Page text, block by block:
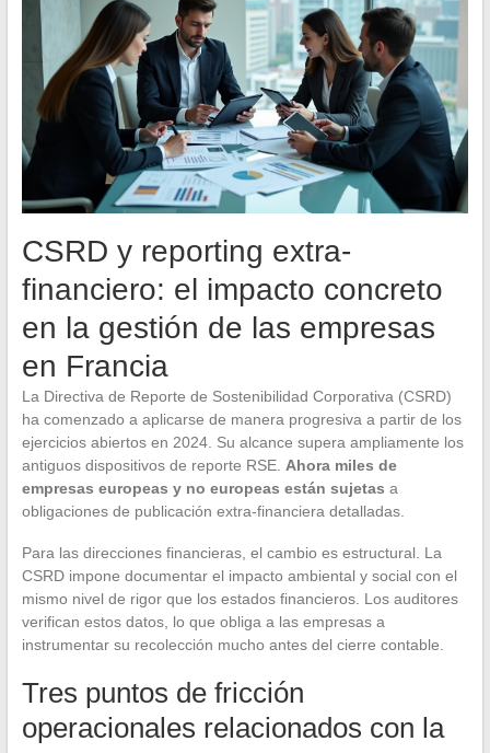
CSRD y reporting extra-
financiero: el impacto concreto
en la gestión de las empresas
en Francia
La Directiva de Reporte de Sostenibilidad Corporativa (CSRD)
ha comenzado a aplicarse de manera progresiva a partir de los
ejercicios abiertos en 2024. Su alcance supera ampliamente los
antiguos dispositivos de reporte RSE. Ahora miles de
empresas europeas y no europeas están sujetas a
obligaciones de publicación extra-financiera detalladas.
Para las direcciones financieras, el cambio es estructural. La
CSRD impone documentar el impacto ambiental y social con el
mismo nivel de rigor que los estados financieros. Los auditores
verifican estos datos, lo que obliga a las empresas a
instrumentar su recolección mucho antes del cierre contable.
Tres puntos de fricción
operacionales relacionados con la